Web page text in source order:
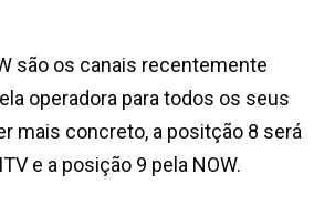
são os canais recentemente
operadora para todos os seus
mais concreto, a positção 8 será
e a posição 9 pela NOW.